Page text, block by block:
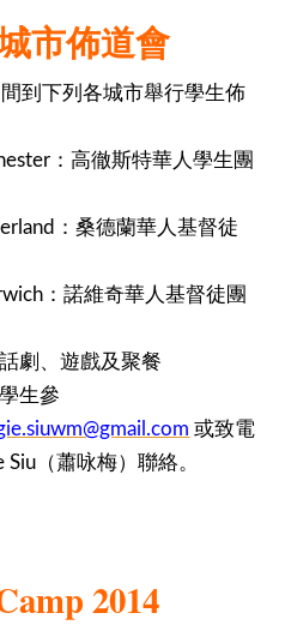
市佈道會
到下列各城市舉行學生佈
：高徹斯特華人學生團
：桑德蘭華人基督徒
：諾維奇華人基督徒團
劇、遊戲及聚餐
生參
或致電
（蕭咏梅）聯絡。
2014